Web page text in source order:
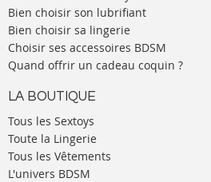
Bien choisir son lubrifiant
Bien choisir sa lingerie
Choisir ses accessoires BDSM
Quand offrir un cadeau coquin ?
LA BOUTIQUE
Tous les Sextoys
Toute la Lingerie
Tous les Vêtements
L'univers BDSM